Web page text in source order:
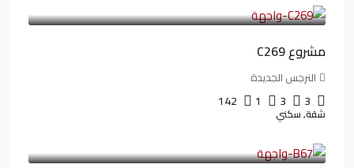
مشروع C269
النرجس الجديدة
3
3
1
142
شقة, سكني
4,550,000LE